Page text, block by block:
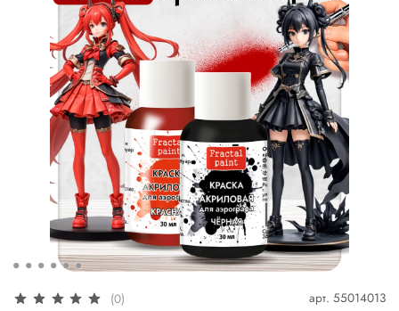
(0) арт. 55014013